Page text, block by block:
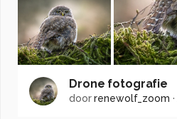
Drone fotografie
doorrenewolf_zoom ·